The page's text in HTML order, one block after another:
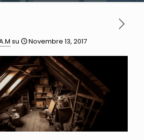
su Novembre 13, 2017